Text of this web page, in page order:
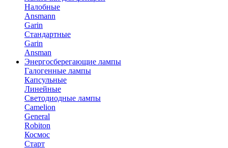
Налобные
Ansmann
Garin
Стандартные
Garin
Ansman
Энергосберегающие лампы
Галогенные лампы
Капсульные
Линейные
Светодиодные лампы
Camelion
General
Robiton
Космос
Старт